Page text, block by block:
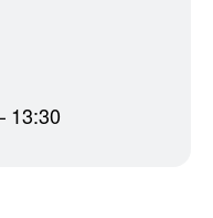
13:30